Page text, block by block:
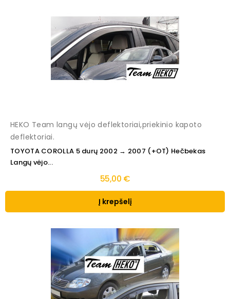
HEKO Team langų vėjo deflektoriai,priekinio kapoto
deflektoriai.
TOYOTA COROLLA 5 durų 2002 → 2007 (+OT) Hečbekas
Langų vėjo...
55,00 €
Į krepšelį